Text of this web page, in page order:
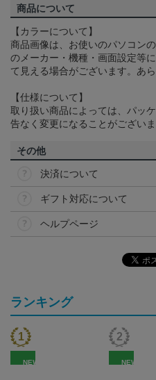
商品について
【カラーについて】
商品画像は、お使いのパソコン
のメーカー・機種・画面設定等
て見える場合がございます。あ
【仕様について】
取り扱い商品によっては、パッ
告なく変更になることがございま
その他
決済について
ギフト対応について
ヘルプページ
ランキング
NEW NEW